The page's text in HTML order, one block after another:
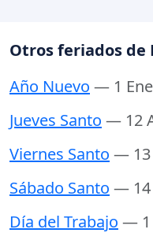
Otros feriados de
Año Nuevo — 1
Jueves Santo — 12
Viernes Santo — 13
Sábado Santo — 14
Día del Trabajo — 1